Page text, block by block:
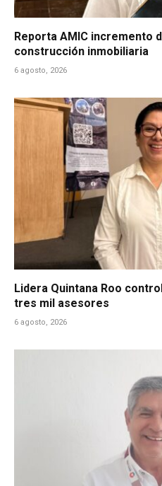
Reporta AMIC incremento
construcción inmobiliaria
6 agosto, 2026
Lidera Quintana Roo
tres mil asesores
6 agosto, 2026